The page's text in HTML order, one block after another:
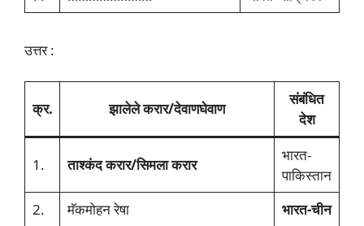
उत्तर :
क्र. झालेले करार/देवाणघेवाण
संबंधित
देश
1. ताश्कंद करार/सिमला करार
भारत-
पाकिस्तान
2.
मॅकमोहन रेषा भारत-चीन